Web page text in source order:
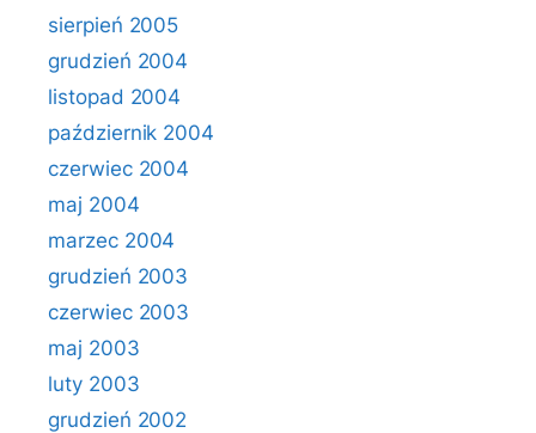
sierpień 2005
grudzień 2004
listopad 2004
październik 2004
czerwiec 2004
maj 2004
marzec 2004
grudzień 2003
czerwiec 2003
maj 2003
luty 2003
grudzień 2002